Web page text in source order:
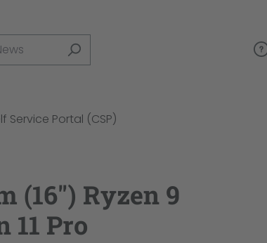
Service Portal (CSP)
(16") Ryzen 9
11 Pro